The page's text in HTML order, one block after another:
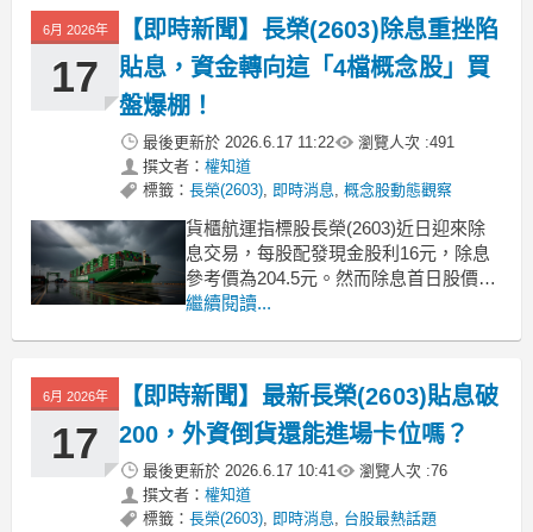
股亮燈漲停或逼近漲停外，貨櫃三雄萬
海、長榮、陽明也同步上攻，漲幅皆逾
4%；散裝航運的新興、中航、裕民等也
6月 2026年
17
【即時新聞】長榮(2603)除息重挫陷
貼息，資金轉向這「4檔概念股」買
盤爆棚！
最後更新於 2026.6.17 11:22 瀏覽人次 :491
撰文者： 權知道
標籤： 長榮(2603), 即時消息, 概念股動態觀察
貨櫃航運指標股長榮(2603)近日迎來除
息交易，每股配發現金股利16元，除息
參考價為204.5元。然而除息首日股價表
現疲軟，盤中一度重挫至最低192元，不
基本面依然強勁，主要營運支撐因素包
含：運力供給吃緊：紅海繞行常態化持
繼續閱讀...
6月 2026年
17
【即時新聞】最新長榮(2603)貼息破
200，外資倒貨還能進場卡位嗎？
最後更新於 2026.6.17 10:41 瀏覽人次 :76
撰文者： 權知道
標籤： 長榮(2603), 即時消息, 台股最熱話題